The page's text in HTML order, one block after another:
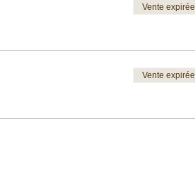
Vente expirée
Vente expirée